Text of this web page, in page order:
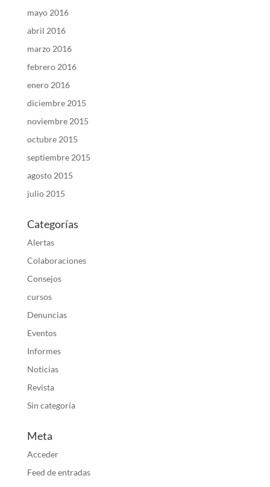
mayo 2016
abril 2016
marzo 2016
febrero 2016
enero 2016
diciembre 2015
noviembre 2015
octubre 2015
septiembre 2015
agosto 2015
julio 2015
Categorías
Alertas
Colaboraciones
Consejos
cursos
Denuncias
Eventos
Informes
Noticias
Revista
Sin categoría
Meta
Acceder
Feed de entradas